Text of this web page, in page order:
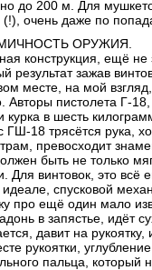
до 200 м. Для
очень даже по
ОРУЖИЯ.
конструкция, ещё
результат зажав
месте, на мой
Авторы пистолета Г-
курка в шесть
ГШ-18 трясётся рука,
превосходит
быть не только
Для винтовок, это всё
идеале, спусковой
про ещё один мало
в запястье, идёт
давит на
рукоятки,
пальца, который